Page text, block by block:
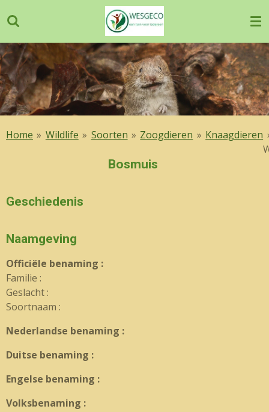
direct
naar
de
hoofdinhoud
Home » Wildlife » Soorten » Zoogdieren » Knaagdieren
Bosmuis
Geschiedenis
Naamgeving
Officiële benaming :
Familie :
Geslacht :
Soortnaam :
Nederlandse benaming :
Duitse benaming :
Engelse benaming :
Volksbenaming :